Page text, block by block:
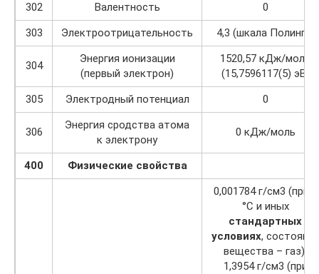
302
Валентность
0
303
Электроотрицательность 4,3 (шкала Полинга)
304
Энергия ионизации
(первый электрон)
1520,57 кДж/моль
(15,7596117(5) эВ)
305
Электродный потенциал 0
306
Энергия сродства атома
к электрону
0 кДж/моль
400 Физические свойства
0,001784 г/см3 (при 0
°C и иных
стандартных
условиях, состояние
вещества – газ),
1,3954 г/см3 (при